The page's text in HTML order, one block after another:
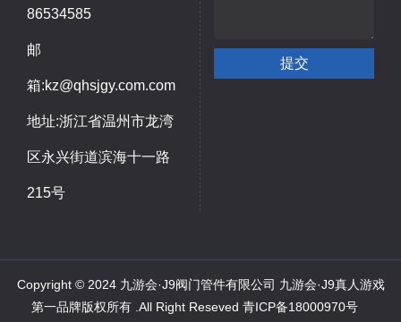
86534585
邮
箱:kz@qhsjgy.com.com
地址:浙江省温州市龙湾
区永兴街道滨海十一路
215号
Copyright © 2024 九游会·J9阀门管件有限公司 九游会·J9真人游戏
第一品牌版权所有 .All Right Reseved 青ICP备18000970号